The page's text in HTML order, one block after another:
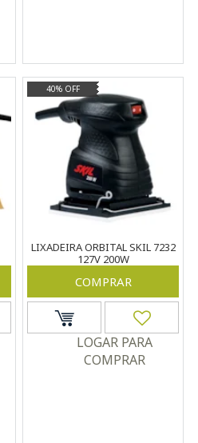
40% OFF
LIXADEIRA ORBITAL SKIL 7232
127V 200W
COMPRAR
LOGAR PARA
COMPRAR